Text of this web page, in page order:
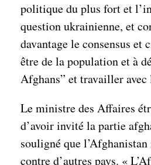
politique du plus fort et
question ukrainienne, et
davantage le consensus
être de la population et à
Afghans” et travailler
Le ministre des Affaires
d’avoir invité la partie
souligné que
contre d’autres pays. «